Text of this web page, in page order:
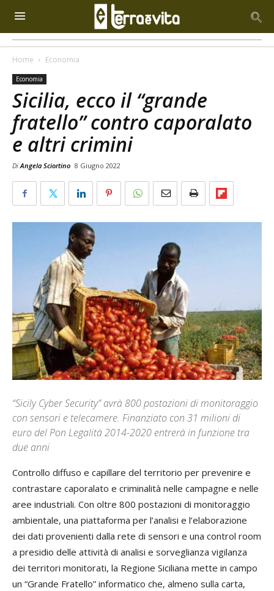
Home Economia
Economia
Sicilia, ecco il “grande
fratello” contro caporalato
e altri crimini
DiAngela Sciortino 8 Giugno 2022
“Sicily Cyber Security” avrà 800 postazioni di monitoraggio
con sensori e telecamere. Finanziato con 31 milioni di
euro del Pon Legalità 2014-2020 entrerà in funzione tra
due anni
Controllo diffuso e capillare del territorio per prevenire e
contrastare caporalato e criminalità nelle campagne e nelle
aree industriali. Con oltre 800 postazioni di monitoraggio
ambientale, una piattaforma per l’analisi e l’elaborazione
dei dati provenienti dalla rete di sensori e una control room
a presidio delle attività di analisi e sorveglianza vigilanza
dei territori monitorati, la Regione Siciliana mette in campo
un “Grande Fratello” informatico che, almeno sulla carta,